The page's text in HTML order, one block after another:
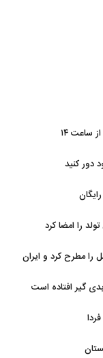
ساعت ۱۴
را امضا کرد
را مطرح کرد و ایران
گیر افتاده است